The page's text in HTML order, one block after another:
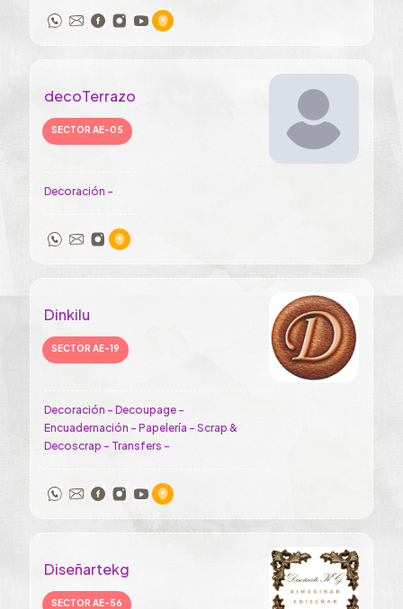
decoTerrazo
SECTOR AE-05
Decoración -
Dinkilu
SECTOR AE-19
Decoración - Decoupage -
Encuadernación - Papelería - Scrap &
Decoscrap - Transfers -
Diseñartekg
SECTOR AE-56